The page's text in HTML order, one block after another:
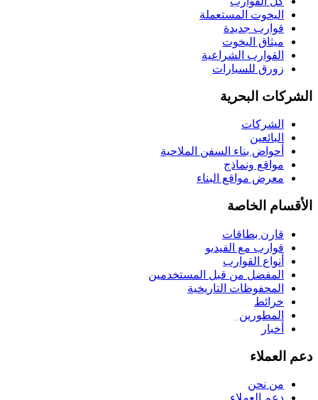
اليخوت المستعملة
قوارب جديدة
ميثاق اليخوت
القوارب الشراعية
زورق للسيارات
الشركات البحرية
الشركات
البائعين
أحواض بناء السفن الملاحية
مواقع ونماذج
معرض مواقع البناء
الأقسام الخاصة
قارن بطاقات
قوارب مع الفيديو
أنواع القوارب
المفضل من قبل المستخدمين
المحفوظات التاريخية
خرائط
المطورين
أخبار
دعم العملاء
من نحن